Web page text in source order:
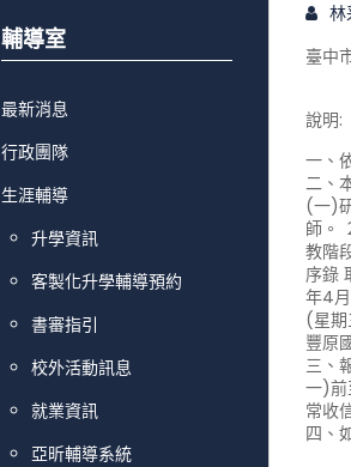
林
臺中
說明:
一、
二、
(一)
師。
教階
序錄
年4
(星期
豐原
三、
一)前
常收
四、
輔導室
最新消息
行政團隊
生涯輔導
升學資訊
客製化升學輔導預約
書審指引
校外活動訊息
就業資訊
亞昕輔導系統